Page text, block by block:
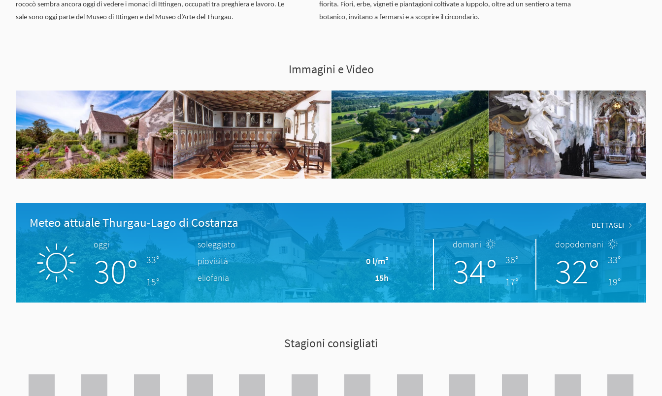
rococò sembra ancora oggi di vedere i monaci di Ittingen, occupati tra preghiera e lavoro. Le
sale sono oggi parte del Museo di Ittingen e del Museo d’Arte del Thurgau.
fiorita. Fiori, erbe, vigneti e piantagioni coltivate a luppolo, oltre ad un sentiero a tema
botanico, invitano a fermarsi e a scoprire il circondario.
Immagini e Video
Meteo attuale Thurgau-Lago di Costanza DETTAGLI
oggi
30°
33°
15°
soleggiato
piovisità
0 l/m²
eliofania
15h
domani
34°
36°
17°
dopodomani
32°
33°
19°
Stagioni consigliati